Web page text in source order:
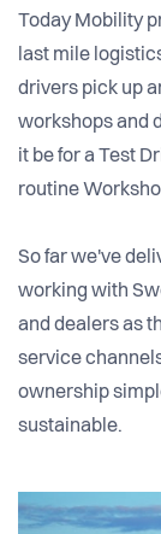
Today Mobility
last mile
drivers pick up
workshops and
it be for a Test
routine
So far we've
working with
and dealers as
service
ownership
sustainable.